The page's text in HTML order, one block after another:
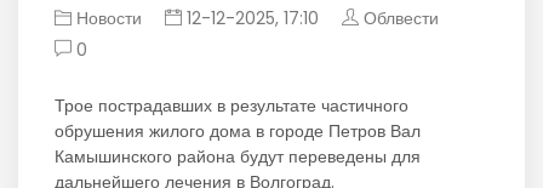
Новости 12-12-2025, 17:10
Облвести
0
Трое пострадавших в результате частичного
обрушения жилого дома в городе Петров Вал
Камышинского района будут переведены для
дальнейшего лечения в Волгоград.